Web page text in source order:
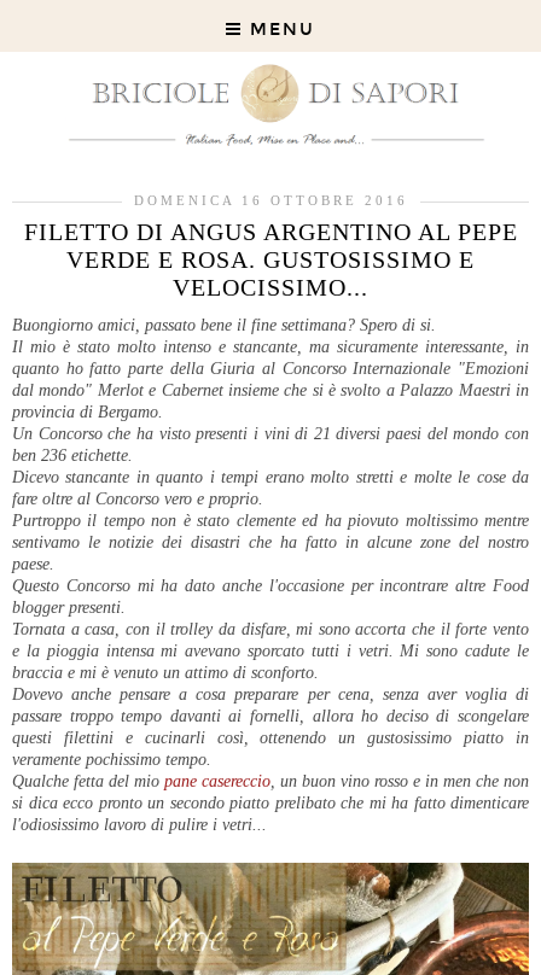
MENU
DOMENICA 16 OTTOBRE 2016
FILETTO DI ANGUS ARGENTINO AL PEPE
VERDE E ROSA. GUSTOSISSIMO E
VELOCISSIMO...
Buongiorno amici, passato bene il fine settimana? Spero di si.
Il mio è stato molto intenso e stancante, ma sicuramente interessante, in
quanto ho fatto parte della Giuria al Concorso Internazionale "Emozioni
dal mondo" Merlot e Cabernet insieme che si è svolto a Palazzo Maestri in
provincia di Bergamo.
Un Concorso che ha visto presenti i vini di 21 diversi paesi del mondo con
ben 236 etichette.
Dicevo stancante in quanto i tempi erano molto stretti e molte le cose da
fare oltre al Concorso vero e proprio.
Purtroppo il tempo non è stato clemente ed ha piovuto moltissimo mentre
sentivamo le notizie dei disastri che ha fatto in alcune zone del nostro
paese.
Questo Concorso mi ha dato anche l'occasione per incontrare altre Food
blogger presenti.
Tornata a casa, con il trolley da disfare, mi sono accorta che il forte vento
e la pioggia intensa mi avevano sporcato tutti i vetri. Mi sono cadute le
braccia e mi è venuto un attimo di sconforto.
Dovevo anche pensare a cosa preparare per cena, senza aver voglia di
passare troppo tempo davanti ai fornelli, allora ho deciso di scongelare
questi filettini e cucinarli così, ottenendo un gustosissimo piatto in
veramente pochissimo tempo.
Qualche fetta del mio pane casereccio , un buon vino rosso e in men che non
si dica ecco pronto un secondo piatto prelibato che mi ha fatto dimenticare
l'odiosissimo lavoro di pulire i vetri...